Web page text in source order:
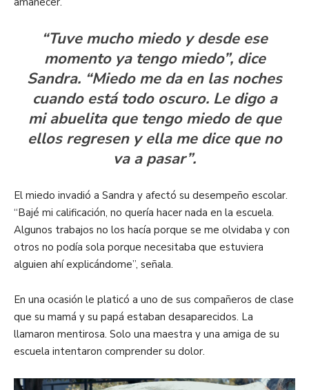
“Tuve mucho miedo y desde ese
momento ya tengo miedo”, dice
Sandra. “Miedo me da en las noches
cuando está todo oscuro. Le digo a
mi abuelita que tengo miedo de que
ellos regresen y ella me dice que no
va a pasar”.
El miedo invadió a Sandra y afectó su desempeño escolar.
“Bajé mi calificación, no quería hacer nada en la escuela.
Algunos trabajos no los hacía porque se me olvidaba y con
otros no podía sola porque necesitaba que estuviera
alguien ahí explicándome”, señala.
En una ocasión le platicó a uno de sus compañeros de clase
que su mamá y su papá estaban desaparecidos. La
llamaron mentirosa. Solo una maestra y una amiga de su
escuela intentaron comprender su dolor.